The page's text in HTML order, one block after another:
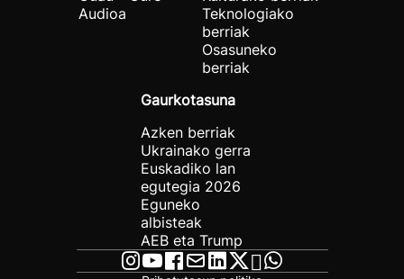
Audioa
Teknologiako
berriak
Osasuneko
berriak
Gaurkotasuna
Azken berriak
Ukrainako gerra
Euskadiko lan
egutegia 2026
Eguneko
albisteak
AEB eta Trump